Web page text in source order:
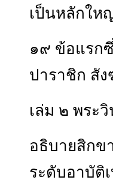
เป็นหลักให
๑๙ ข้อแรก
ปาราชิก สั
เล่ม ๒ พระ
อธิบายสิกข
ระดับอาบัติ